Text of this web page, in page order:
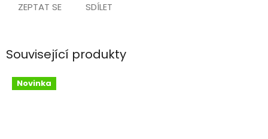
ZEPTAT SE SDÍLET
Související produkty
Novinka